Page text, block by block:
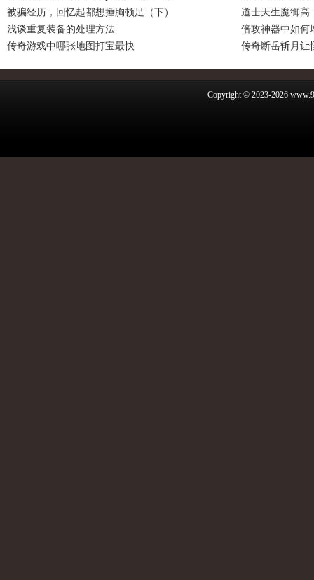
被骗经历，回忆起都想捶胸顿足（下）
道士天生魔御高
浅谈重复装备的处理方法
倍攻神器中如何
传奇游戏中哪张地图打宝最快
传奇断岳斩月让
Copyright © 2023-2026